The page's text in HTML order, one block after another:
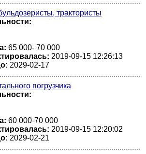
трактористы
65 000- 70 000
2019-09-15 12:26:13
2029-02-17
погрузчика
60 000-70 000
2019-09-15 12:20:02
2029-02-21